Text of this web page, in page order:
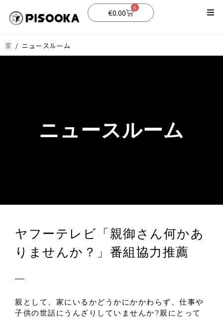
€0.00
0
家 / ニュースルーム
ニュースルーム
ヤフーテレビ「親御さん何かあ
りませんか？」番組協力推薦
親として、家にいるかどうかにかかわらず、仕事や
子供の世話にうんざりしていませんか?親にとって